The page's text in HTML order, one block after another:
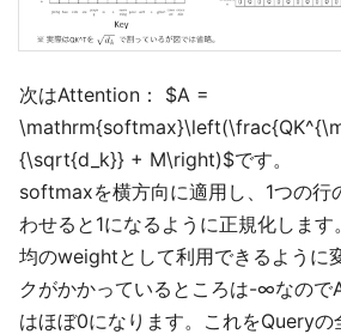
次はAttention： $A =
{\sqrt{d_k}} + M\right)$です。
softmaxを横方向に適用し、1つの行
わせると1になるように正規化しま
均のweightとして利用できるように
クがかかっているところは-∞なの
はほぼ0になります。これをQueryの